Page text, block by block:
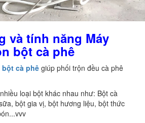
và tính năng Máy
bột cà phê
cà phê giúp phối trộn đều cà phê
loại bột khác nhau như: Bột cà
bột gia vị, bột hương liệu, bột thức